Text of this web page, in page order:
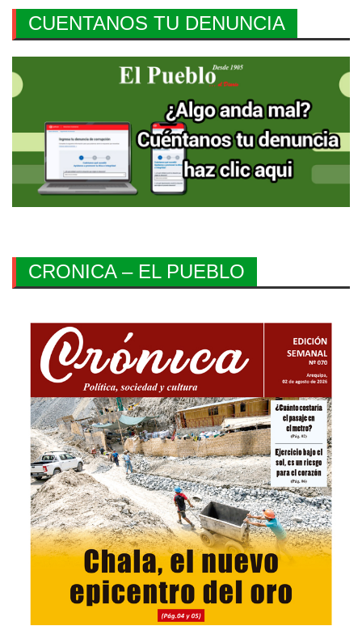
CUENTANOS TU DENUNCIA
CRONICA – EL PUEBLO